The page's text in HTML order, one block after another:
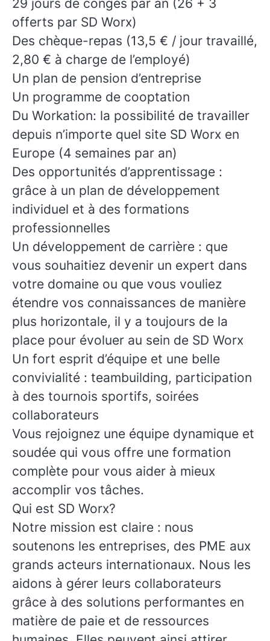
29 jours de congés par an (26 + 3
offerts par SD Worx)
Des chèque-repas (13,5 € / jour travaillé,
2,80 € à charge de l’employé)
Un plan de pension d’entreprise
Un programme de cooptation
Du Workation: la possibilité de travailler
depuis n’importe quel site SD Worx en
Europe (4 semaines par an)
Des opportunités d’apprentissage :
grâce à un plan de développement
individuel et à des formations
professionnelles
Un développement de carrière : que
vous souhaitiez devenir un expert dans
votre domaine ou que vous vouliez
étendre vos connaissances de manière
plus horizontale, il y a toujours de la
place pour évoluer au sein de SD Worx
Un fort esprit d’équipe et une belle
convivialité : teambuilding, participation
à des tournois sportifs, soirées
collaborateurs
Vous rejoignez une équipe dynamique et
soudée qui vous offre une formation
complète pour vous aider à mieux
accomplir vos tâches.
Qui est SD Worx?
Notre mission est claire : nous
soutenons les entreprises, des PME aux
grands acteurs internationaux. Nous les
aidons à gérer leurs collaborateurs
grâce à des solutions performantes en
matière de paie et de ressources